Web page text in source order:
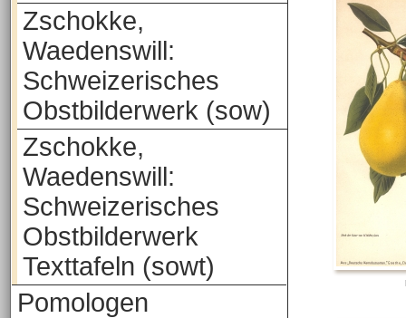
Zschokke,
Waedenswill:
Schweizerisches
Obstbilderwerk (sow)
Zschokke,
Waedenswill:
Schweizerisches
Obstbilderwerk
Texttafeln (sowt)
Pomologen